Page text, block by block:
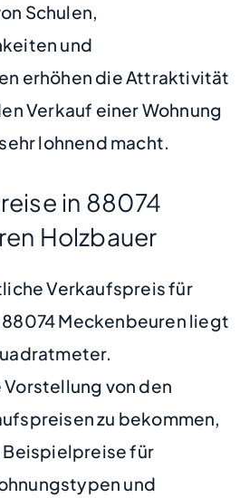
Schulen,
und
erhöhen die Attraktivität
Verkauf einer Wohnung
lohnend macht.
in 88074
Holzbauer
Verkaufspreis für
88074 Meckenbeuren liegt
Vorstellung von den
zu bekommen,
Beispielpreise für
und